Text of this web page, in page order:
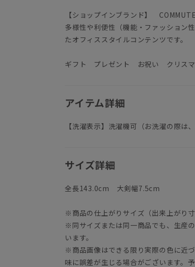
【ショップインブランド】
多様性や利便性（機能・ファッション
たオフィススタイルコンテンツです。
ギフト プレゼント お祝い クリス
アイテム詳細
【洗濯表示】洗濯機可（お洗濯の際は
サイズ詳細
全長143.0cm 大剣幅7.5cm
※商品の仕上がりサイズ（出来上がり
※同サイズまたは同一商品でも、生産
います。
※商品画像はできる限り実際の色に近
味に誤差が生じる場合がございます。